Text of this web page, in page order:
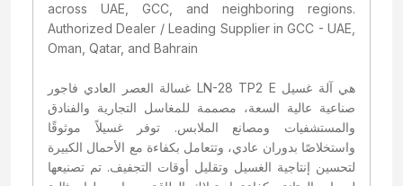
across UAE, GCC, and neighboring regions.
Authorized Dealer / Leading Supplier in GCC - UAE,
Oman, Qatar, and Bahrain
غسالة العصر العادي فاجور LN-28 TP2 E هي آلة غسيل
صناعية عالية السعة، مصممة للمغاسل التجارية والفنادق
والمستشفيات ومصانع الملابس. توفر غسيلاً موثوقًا
واستخلاصًا بدوران عادي، وتتعامل بكفاءة مع الأحمال الكبيرة
لتحسين إنتاجية الغسيل وتقليل أوقات التجفيف. تم تصنيعها